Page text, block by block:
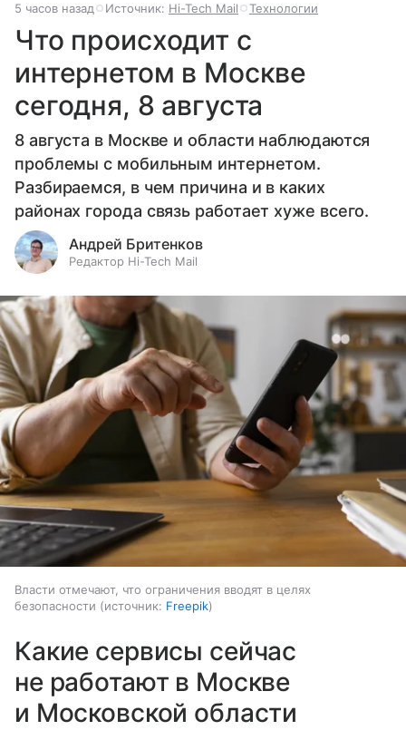
5 часов назад Источник: Hi-Tech Mail Технологии
Что происходит с
интернетом в Москве
сегодня, 8 августа
8 августа в Москве и области наблюдаются
проблемы с мобильным интернетом.
Разбираемся, в чем причина и в каких
районах города связь работает хуже всего.
Андрей Бритенков
Редактор Hi-Tech Mail
Власти отмечают, что ограничения вводят в целях
безопасности
источник: Freepik
Какие сервисы сейчас
не работают в Москве
и Московской области